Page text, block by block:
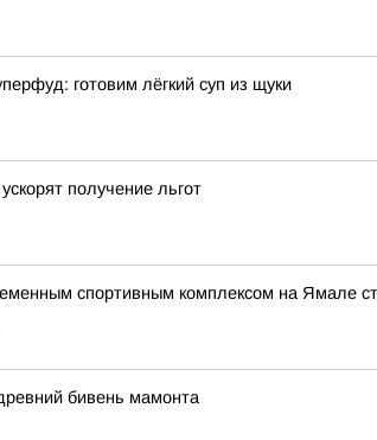
готовим лёгкий суп из щуки
получение льгот
спортивным комплексом на Ямале
бивень мамонта